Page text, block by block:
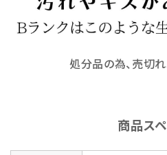
処分品の為、売切
商品ス